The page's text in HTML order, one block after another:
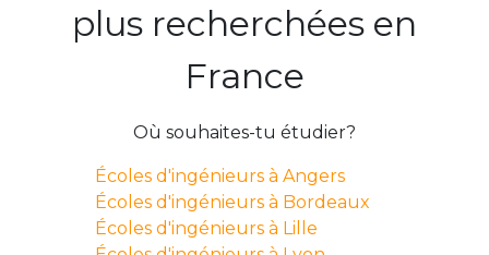
plus recherchées en
France
Où souhaites-tu étudier?
Écoles d'ingénieurs à Angers
Écoles d'ingénieurs à Bordeaux
Écoles d'ingénieurs à Lille